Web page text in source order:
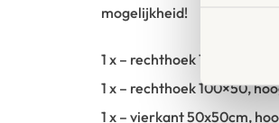
mogelijkheid!
1 x – rechthoek 100×50,
1 x – rechthoek 100×50,
1 x – vierkant 50x50cm,